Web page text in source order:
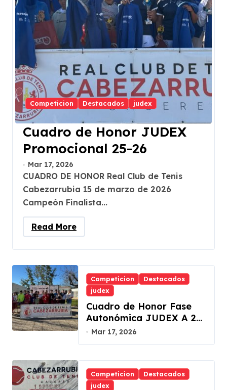
Competicion Destacados judex
Cuadro de Honor JUDEX
Promocional 25-26
Mar 17, 2026
CUADRO DE HONOR Real Club de Tenis
Cabezarrubia 15 de marzo de 2026
Campeón Finalista...
Read More
Competicion
Destacados
judex
Cuadro de Honor Fase
Autonómica JUDEX A 25-
26Mar 17, 2026
Competicion
Destacados
judex